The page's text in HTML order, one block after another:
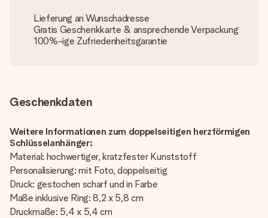
Lieferung an Wunschadresse
Gratis Geschenkkarte & ansprechende Verpackung
100%-ige Zufriedenheitsgarantie
Geschenkdaten
Weitere Informationen zum doppelseitigen herzförmigen
Schlüsselanhänger:
Material: hochwertiger, kratzfester Kunststoff
Personalisierung: mit Foto, doppelseitig
Druck: gestochen scharf und in Farbe
Maße inklusive Ring: 8,2 x 5,8 cm
Druckmaße: 5,4 x 5,4 cm